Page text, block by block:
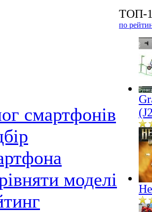
смартфонів
моделі
ТОП-
по